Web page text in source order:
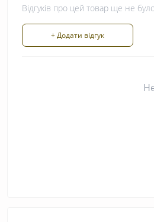
Відгуків про цей товар ще не
+ Додати відгук